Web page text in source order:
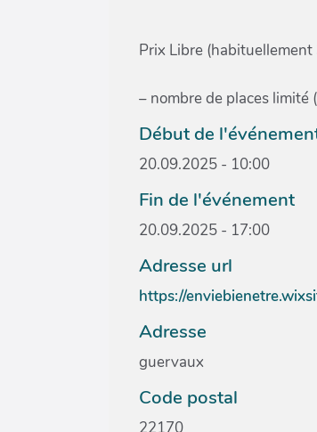
Prix Libre (habituellement
– nombre de places limité
Début de
20.09.2025 - 10:00
Fin de l'événement
20.09.2025 - 17:00
Adresse url
https://
Adresse
guervaux
Code postal